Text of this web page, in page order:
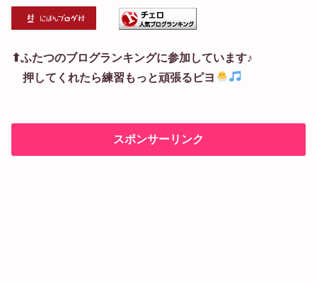
⬆ふたつのブログランキングに参加しています♪
押してくれたら練習もっと頑張るピヨ
スポンサーリンク